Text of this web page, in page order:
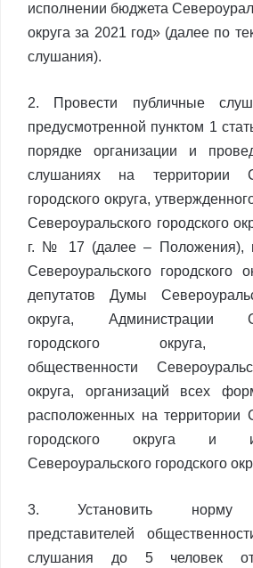
исполнении бюджета
округа за 2021 год» (далее по
слушания).
2. Провести публичные
предусмотренной пунктом 1
порядке организации и
слушаниях на территории
городского округа,
Североуральского городского
г. № 17 (далее – Положения),
Североуральского городского
депутатов Думы
округа, Администрации
городского округа,
общественности
округа, организаций всех
расположенных на территории
городского округа и
Североуральского городского
3. Установить норму
представителей
слушания до 5 человек от